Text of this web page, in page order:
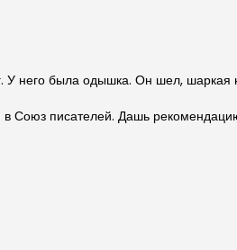
У него была одышка. Он шел, шаркая
Союз писателей. Дашь